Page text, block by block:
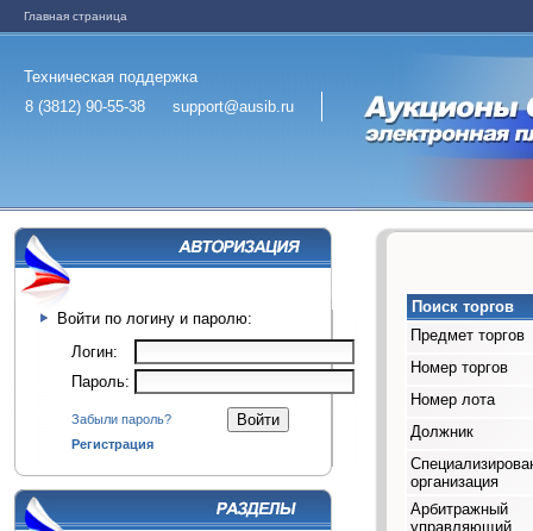
Главная страница
Техническая поддержка
8 (3812) 90-55-38
support@ausib.ru
Войти по логину и паролю:
Логин:
Пароль:
Забыли пароль?
Регистрация
Поиск торгов
Предмет торгов
Номер торгов
Номер лота
Должник
организация
Арбитражный
управляющий